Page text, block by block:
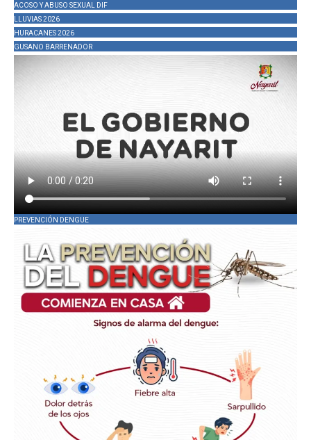
ACOSO Y ABUSO SEXUAL DIF
LLUVIAS 2026
HURACANES 2026
GUSANO BARRENADOR
PREVENCIÓN DENGUE